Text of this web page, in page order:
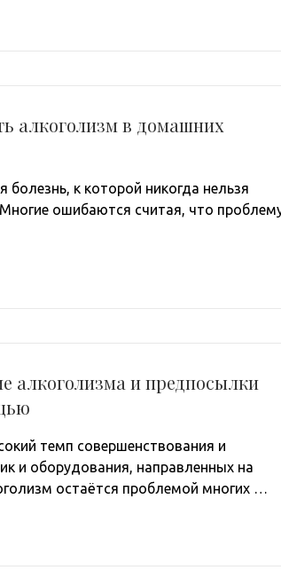
алкоголизм в домашних
болезнь, к которой никогда нельзя
ошибаются считая, что
алкоголизма и предпосылки
темп совершенствования и
и оборудования, направленных на
остаётся проблемой многих …